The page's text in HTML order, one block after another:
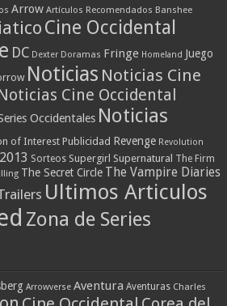
Arrow Artículos Recomendados Banshee
Cine Occidental
DC Dexter Doramas Fringe Homeland Juego
Noticias Noticias Cine
Cine Occidental
Occidentales Noticias
of Interest Publicidad Revenge Revolution
Sorteos Supergirl Supernatural The Firm
The Secret Circle The Vampire Diaries
Ultimos Articulos
Zona de Series
Arrowverse Aventura Aventuras Charles